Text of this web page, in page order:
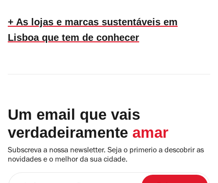
+ As lojas e marcas sustentáveis em
Lisboa que tem de conhecer
Um email que vais
verdadeiramente amar
Subscreva a nossa newsletter. Seja o primerio a descobrir as
novidades e o melhor da sua cidade.